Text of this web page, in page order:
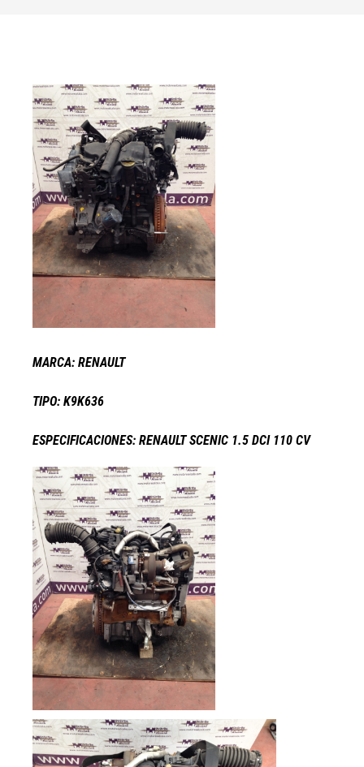
MARCA: RENAULT
TIPO: K9K636
ESPECIFICACIONES: RENAULT SCENIC 1.5 DCI 110 CV